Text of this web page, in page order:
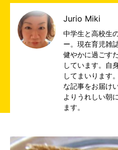
Jurio Miki
中学生と高校生
ー。現在育児雑
健やかに過ごす
しています。自
してまいります
な記事をお届け
よりうれしい朝
ます。